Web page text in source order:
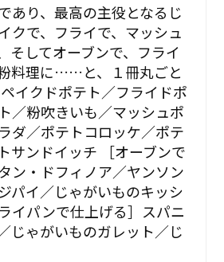
あり、最高の主役となるじ
クで、フライで、マッシュ
そしてオーブンで、フライ
料理に……と、１冊丸ごと
イクドポテト／フライドポ
／粉吹きいも／マッシュポ
ダ／ポテトコロッケ／ポテ
サンドイッチ ［オーブンで
ン・ドフィノア／ヤンソン
パイ／じゃがいものキッシ
パンで仕上げる］スパニ
じゃがいものガレット／じ